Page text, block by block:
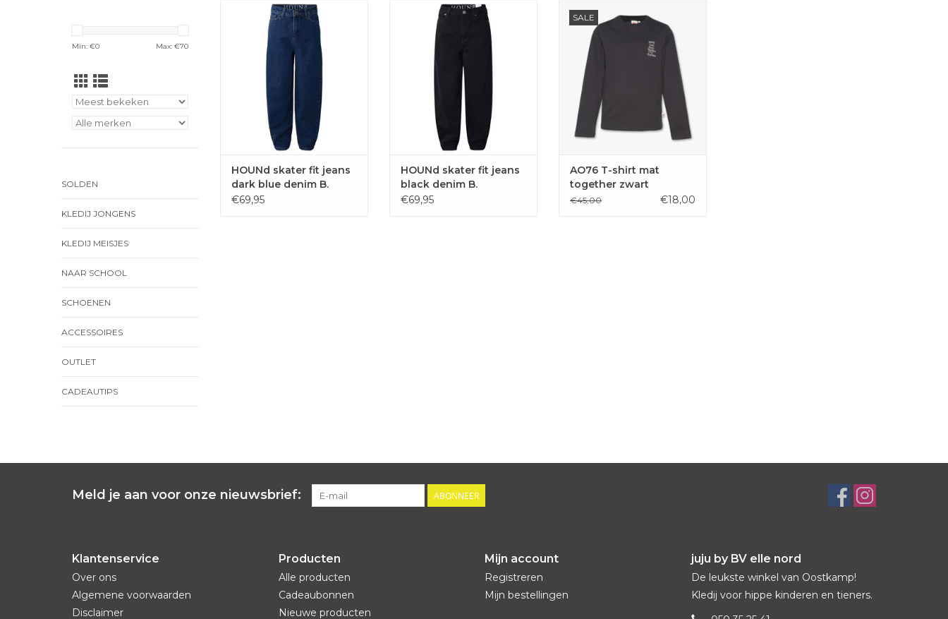
Min: €0 Max: €70
SOLDEN
KLEDIJ JONGENS
KLEDIJ MEISJES
NAAR SCHOOL
SCHOENEN
ACCESSOIRES
OUTLET
CADEAUTIPS
Coole skaterjeans met wijde
pijpen van Hound Jeans die
smaller toe lopen naar de
onderkant.
TOEVOEGEN AAN
WINKELWAGEN
HOUNd skater fit jeans
dark blue denim B.
€69,95
Coole skaterjeans met wijde
pijpen van Hound Jeans die
smaller toe lopen naar de
TOEVOEGEN AAN
WINKELWAGEN
HOUNd skater fit jeans
black denim B.
€69,95
SALE
speelse quote van AO76 voor
TOEVOEGEN AAN
AO76 T-shirt mat
together zwart
€45,00 €18,00
Meld je aan voor onze nieuwsbrief: ABONNEER
Klantenservice
Over ons
Algemene voorwaarden
Disclaimer
Producten
Alle producten
Cadeaubonnen
Nieuwe producten
Mijn account
Registreren
Mijn bestellingen
juju by BV elle nord
De leukste winkel van Oostkamp!
Kledij voor hippe kinderen en tieners.